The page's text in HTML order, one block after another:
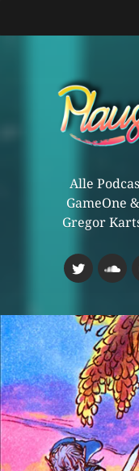
Alle
GameOne
Gregor